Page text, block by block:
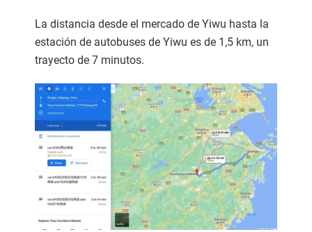
La distancia desde el mercado de Yiwu hasta la
estación de autobuses de Yiwu es de 1,5 km, un
trayecto de 7 minutos.